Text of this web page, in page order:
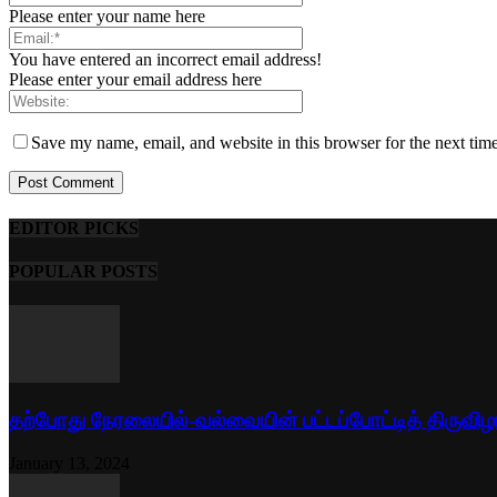
Please enter your name here
You have entered an incorrect email address!
Please enter your email address here
Save my name, email, and website in this browser for the next
EDITOR PICKS
POPULAR POSTS
தற்போது நேரலையில்-வல்வையின் பட்டப்போட்டித்